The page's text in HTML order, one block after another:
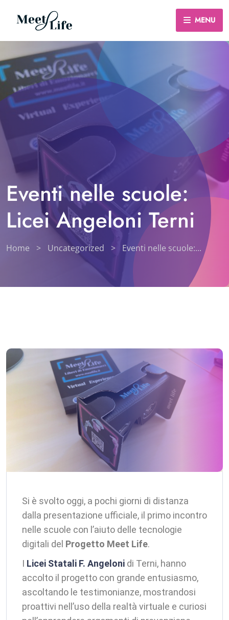
MENU
Eventi nelle scuole:
Licei Angeloni Terni
Home > Uncategorized > Eventi nelle scuole:...
Si è svolto oggi, a pochi giorni di distanza
dalla presentazione ufficiale, il primo incontro
nelle scuole con l’aiuto delle tecnologie
digitali del Progetto Meet Life.
I Licei Statali F. Angeloni di Terni, hanno
accolto il progetto con grande entusiasmo,
ascoltando le testimonianze, mostrandosi
proattivi nell’uso della realtà virtuale e curiosi